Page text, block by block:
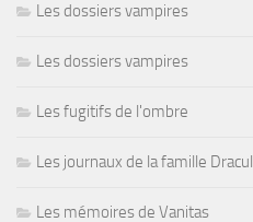
Les dossiers vampires
Les dossiers vampires
Les fugitifs de l'ombre
Les journaux de la famille Dracul
Les mémoires de Vanitas